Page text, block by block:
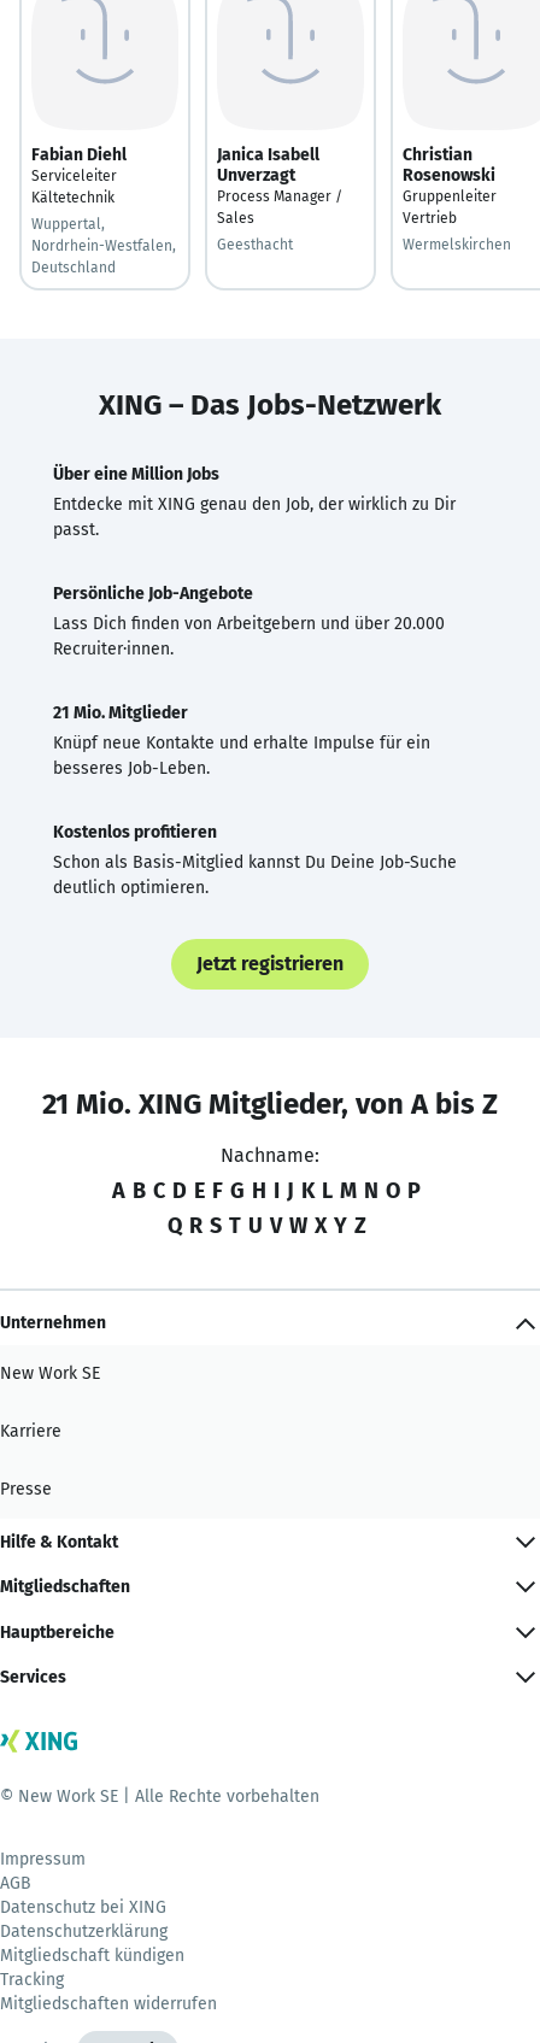
Fabian Diehl
Serviceleiter
Kältetechnik
Wuppertal,
Nordrhein-Westfalen,
Deutschland
Janica Isabell
Unverzagt
Process Manager /
Sales
Geesthacht
Christian
Rosenowski
Gruppenleiter
Vertrieb
Wermelskirchen
XING – Das Jobs-Netzwerk
Über eine Million Jobs
Entdecke mit XING genau den Job, der wirklich zu Dir
passt.
Persönliche Job-Angebote
Lass Dich finden von Arbeitgebern und über 20.000
Recruiter·innen.
21 Mio. Mitglieder
Knüpf neue Kontakte und erhalte Impulse für ein
besseres Job-Leben.
Kostenlos profitieren
Schon als Basis-Mitglied kannst Du Deine Job-Suche
deutlich optimieren.
Jetzt registrieren
21 Mio. XING Mitglieder, von A bis Z
Nachname:
A B C D E F G H I J K L M N O P
Q R S T U V W X Y Z
Unternehmen
New Work SE
Karriere
Presse
Hilfe & Kontakt
Mitgliedschaften
Hauptbereiche
Services
© New Work SE | Alle Rechte vorbehalten
Impressum
AGB
Datenschutz bei XING
Datenschutzerklärung
Mitgliedschaft kündigen
Tracking
Mitgliedschaften widerrufen